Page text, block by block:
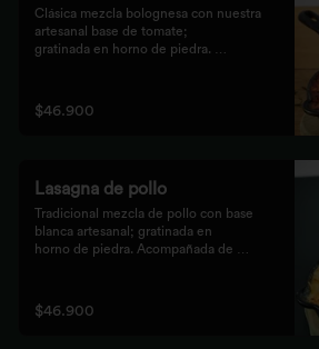
Clásica mezcla bolognesa con nuestra
artesanal base de tomate;
gratinada en horno de piedra.
$46.900
Lasagna de pollo
Tradicional mezcla de pollo con base
blanca artesanal; gratinada en
horno de piedra. Acompañada de
$46.900